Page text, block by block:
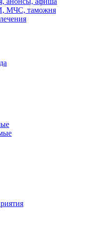
МЧС, таможня